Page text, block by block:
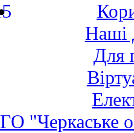
Наші
Для
ГО "Черкаське